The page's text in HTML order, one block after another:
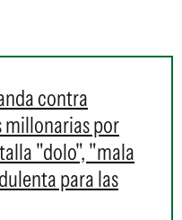
contra
millonarias por
"dolo", "mala
para las